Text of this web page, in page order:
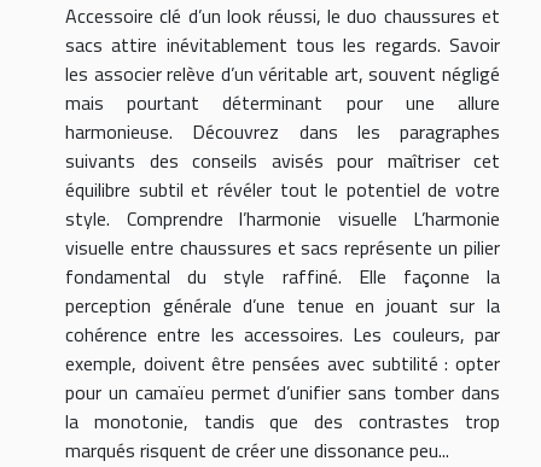
Accessoire clé d’un look réussi, le duo chaussures et
sacs attire inévitablement tous les regards. Savoir
les associer relève d’un véritable art, souvent négligé
mais pourtant déterminant pour une allure
harmonieuse. Découvrez dans les paragraphes
suivants des conseils avisés pour maîtriser cet
équilibre subtil et révéler tout le potentiel de votre
style. Comprendre l’harmonie visuelle L’harmonie
visuelle entre chaussures et sacs représente un pilier
fondamental du style raffiné. Elle façonne la
perception générale d’une tenue en jouant sur la
cohérence entre les accessoires. Les couleurs, par
exemple, doivent être pensées avec subtilité : opter
pour un camaïeu permet d’unifier sans tomber dans
la monotonie, tandis que des contrastes trop
marqués risquent de créer une dissonance peu...